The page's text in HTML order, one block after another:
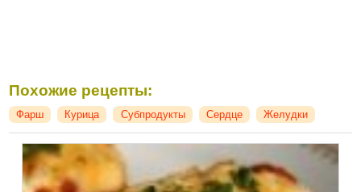
Похожие рецепты:
Фарш Курица Субпродукты Сердце Желудки